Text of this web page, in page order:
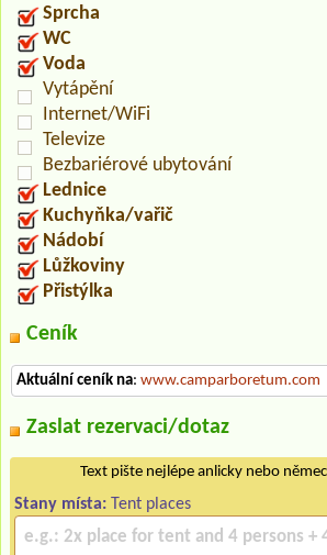
Sprcha
WC
Voda
Vytápění
Internet/WiFi
Televize
Bezbariérové ubytování
Lednice
Kuchyňka/vařič
Nádobí
Lůžkoviny
Přistýlka
Ceník
Aktuální ceník na: www.camparboretum.com
Zaslat rezervaci/dotaz
Text pište nejlépe anlicky nebo
Stany místa: Tent places